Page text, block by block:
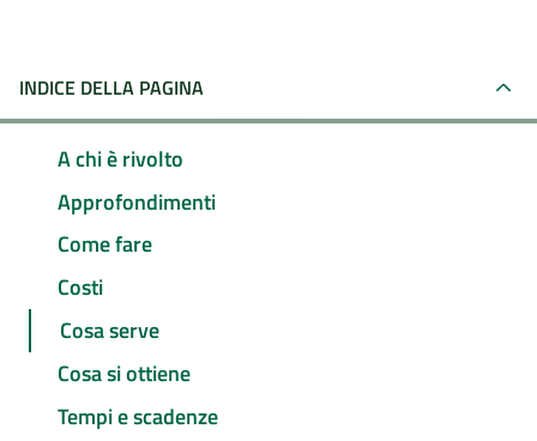
INDICE DELLA PAGINA
A chi è rivolto
Approfondimenti
Come fare
Costi
Cosa serve
Cosa si ottiene
Tempi e scadenze